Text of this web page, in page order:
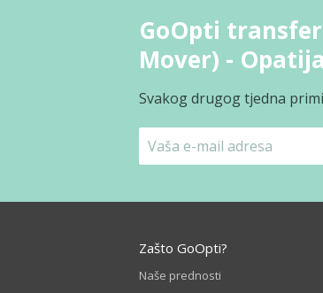
GoOpti
Mover) - Opatija
Svakog drugog tjedna
Zašto GoOpti?
Naše prednosti